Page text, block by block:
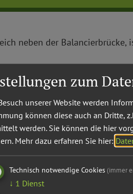
neben der Balancierbrücke,
und nicht nur an heißen
dem Körper eine
zum
unserer Website werden
können diese auch an Dritte,
werden. Sie können die hier
Mehr dazu erfahren Sie hier:
Technisch notwendige Cookies (immer
↓ 1 Dienst